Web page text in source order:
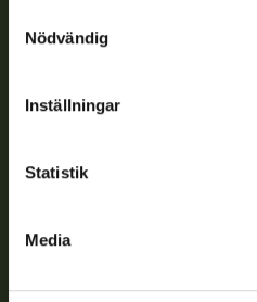
Nödvändig
Inställningar
Statistik
Media
verkställs och svarar för de
som föreskrivs.
asiakaspalvelu@riista.fi
Ofta ställda frågor